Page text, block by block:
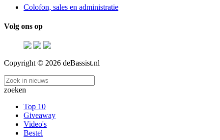
Colofon, sales en administratie
Volg ons op
Copyright © 2026 deBassist.nl
zoeken
Top 10
Giveaway
Video's
Bestel